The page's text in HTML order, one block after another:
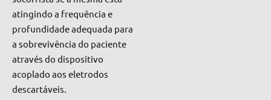
atingindo a frequência e
profundidade adequada para
a sobrevivência do paciente
através do dispositivo
acoplado aos eletrodos
descartáveis.